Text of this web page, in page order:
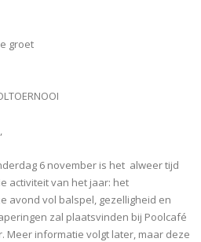
groet
6 november is het alweer tijd
activiteit van het jaar: het
avond vol balspel, gezelligheid en
zal plaatsvinden bij Poolcafé
Meer informatie volgt later, maar deze